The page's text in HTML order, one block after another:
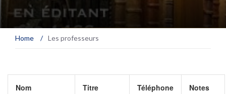
Home / Les professeurs
Nom Titre Téléphone Notes